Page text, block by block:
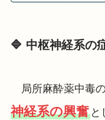
🔷 中枢神経系の
局所麻酔薬中毒
神経系の興奮と